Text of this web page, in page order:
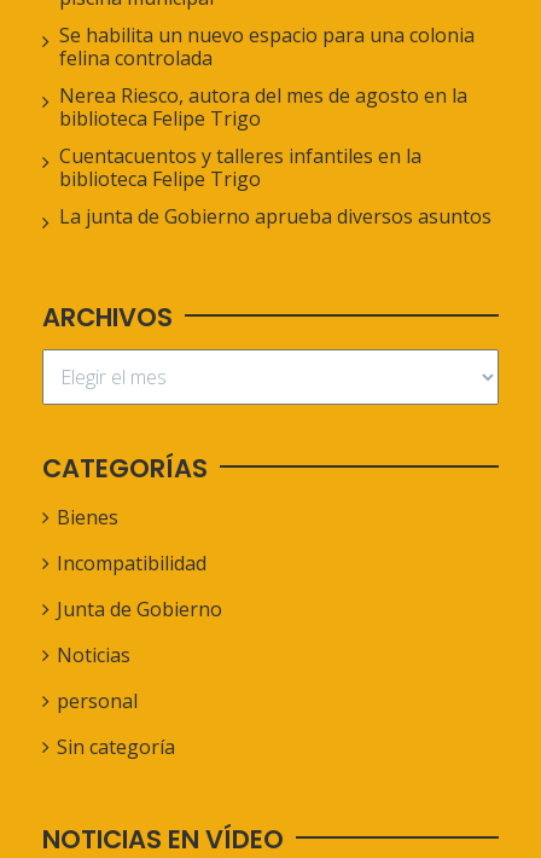
Se habilita un nuevo espacio para una colonia
felina controlada
Nerea Riesco, autora del mes de agosto en la
biblioteca Felipe Trigo
Cuentacuentos y talleres infantiles en la
biblioteca Felipe Trigo
La junta de Gobierno aprueba diversos asuntos
ARCHIVOS
CATEGORÍAS
Bienes
Incompatibilidad
Junta de Gobierno
Noticias
personal
Sin categoría
NOTICIAS EN VÍDEO